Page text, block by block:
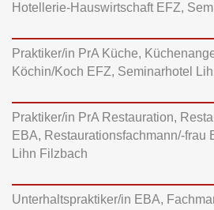
Hotellerie-Hauswirtschaft EFZ,
Praktiker/in PrA Küche,
Köchin/Koch EFZ, Seminarhotel
Praktiker/in PrA Restauration,
EBA, Restaurationsfachmann/-frau
Lihn Filzbach
Unterhaltspraktiker/in EBA,